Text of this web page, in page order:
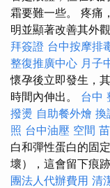
霜要難一些。 疼痛
明並顯著改善其外觀
拜簽證 台中按摩排
整復推廣中心 月子
懷孕後立即發生，
時間內伸出。 台中
撥燙 自助餐外燴 換
照 台中油壓 空間
白和彈性蛋白的固
壞），這會留下痕跡
團法人代辦費用 清